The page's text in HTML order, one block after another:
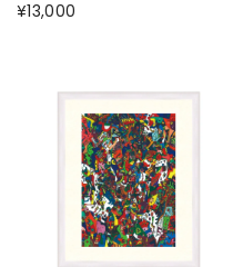
¥13,000